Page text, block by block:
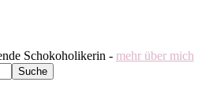
Schokoholikerin - mehr über mich